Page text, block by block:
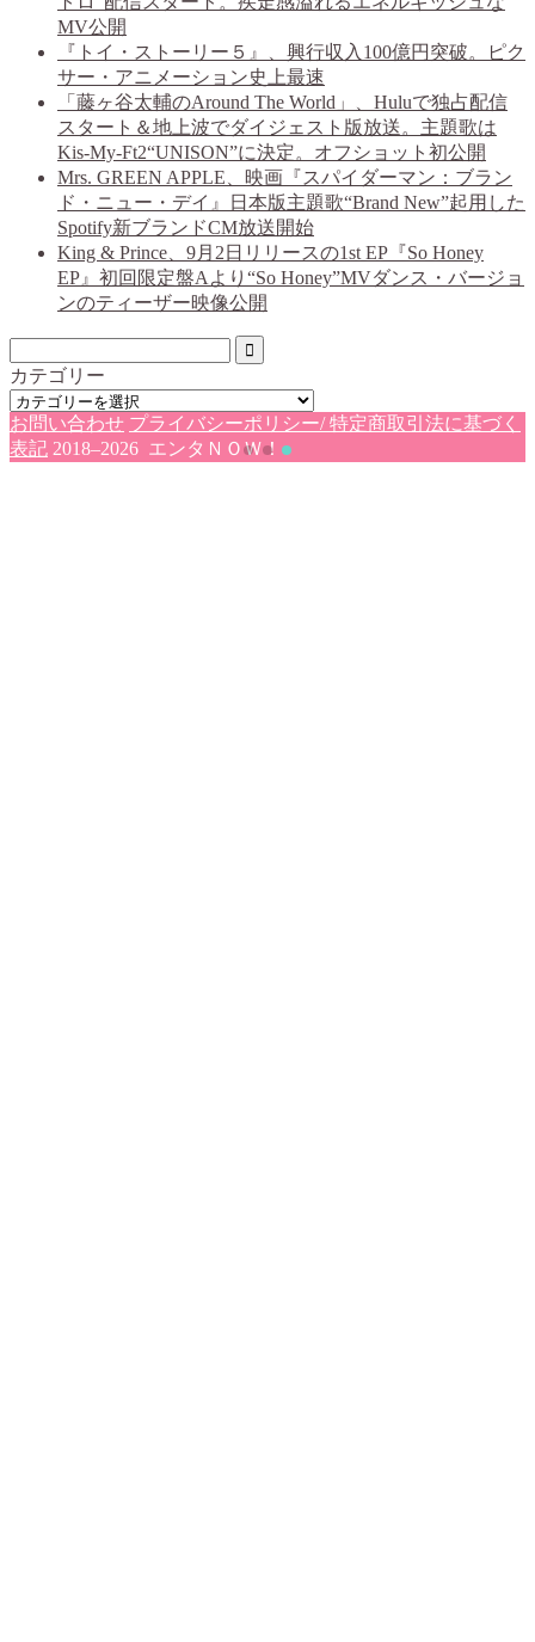
MV公開
『トイ・ストーリー５』、興行収入100億円突破。ピク
サー・アニメーション史上最速
「藤ヶ谷太輔のAround The World」、Huluで独占配信
スタート＆地上波でダイジェスト版放送。主題歌は
Kis-My-Ft2“UNISON”に決定。オフショット初公開
Mrs. GREEN APPLE、映画『スパイダーマン：ブラン
ド・ニュー・デイ』日本版主題歌“Brand New”起用した
Spotify新ブランドCM放送開始
King & Prince、9月2日リリースの1st EP『So Honey
EP』初回限定盤Aより“So Honey”MVダンス・バージョ
ンのティーザー映像公開
カテゴリー
カ
テ
ゴ
お問い合わせ プライバシーポリシー/ 特定商取引法に基づく
表記 2018–2026 エンタＮＯＷ！